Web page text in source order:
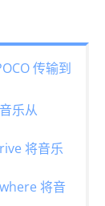
传输到
乐从
将音乐
将音